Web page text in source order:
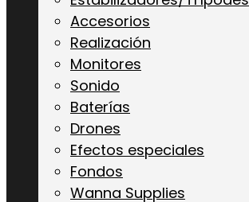
Accesorios
Realización
Monitores
Sonido
Baterías
Drones
Efectos especiales
Fondos
Wanna Supplies